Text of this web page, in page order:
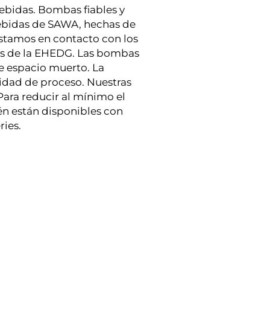
Bombas fiables y
de SAWA, hechas de
en contacto con los
la EHEDG. Las bombas
espacio muerto. La
de proceso. Nuestras
reducir al mínimo el
están disponibles con